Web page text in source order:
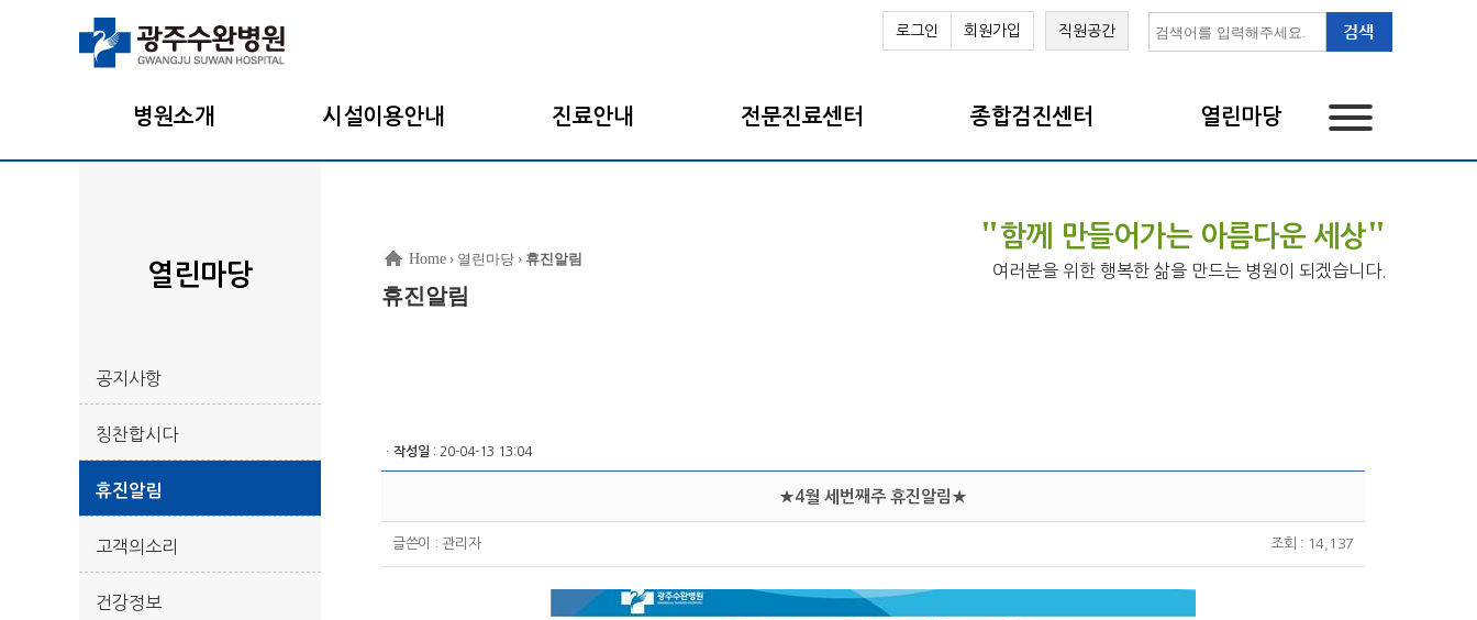
로그인 회원가입 직원공간
병원소개 시설이용안내 진료안내 전문진료센터 종합검진센터 열린마당
열린마당
공지사항
칭찬합시다
휴진알림
고객의소리
건강정보
"함께 만들어가는 아름다운 세상"
여러분을 위한 행복한 삶을 만드는 병원이 되겠습니다.
Home › 열린마당 › 휴진알림
휴진알림
ㆍ 작성일 : 20-04-13 13:04
★4월 세번째주 휴진알림★
글쓴이 :관리자 조회 : 14,137